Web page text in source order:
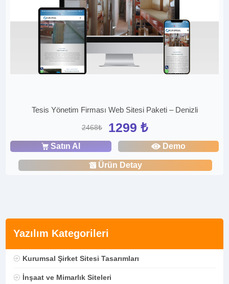
Yazılım Kategorileri
Kurumsal Şirket Sitesi Tasarımları
İnşaat ve Mimarlık Siteleri
Tesis Yönetim Firması Web Sitesi Paketi – Denizli
2468₺ 1299 ₺
Satın Al Demo
Ürün Detay